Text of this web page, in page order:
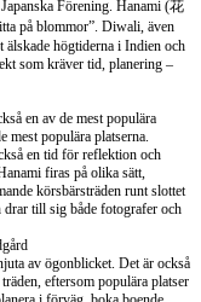
Förening. Hanami (花
på blommor”. Diwali, även
älskade högtiderna i Indien och
som kräver tid, planering –
en av de mest populära
mest populära platserna.
en tid för reflektion och
firas på olika sätt,
körsbärsträden runt slottet
drar till sig både fotografer och
av ögonblicket. Det är också
eftersom populära platser